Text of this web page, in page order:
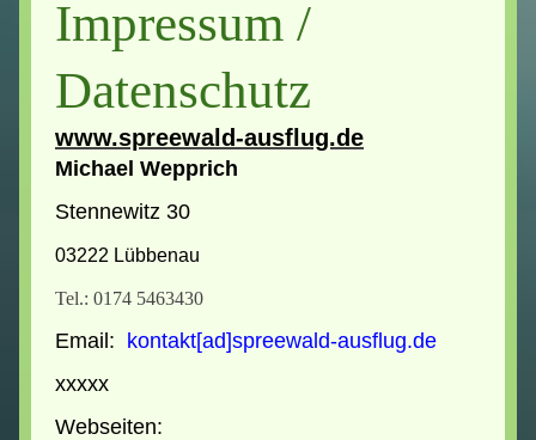
Willkommen
Über uns
Unsere Kahnfahrten
Unser Angebot
Kleine Spreewaldtour
Spreewaldrundfahrt Lehde
Buchungsanfrage
Kontakt
Kontaktformular
Impressum / Datenschutz
Impressum /
Datenschutz
www.spreewald-ausflug.de
Michael Wepprich
Stennewitz 30
03222 Lübbenau
Tel.: 0174 5463430
Email: kontakt[ad]spreewald-ausflug.de
xxxxx
Webseiten: